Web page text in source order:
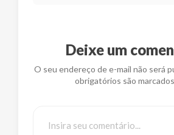
Deixe um
O seu endereço de e-mail não será
obrigatórios são